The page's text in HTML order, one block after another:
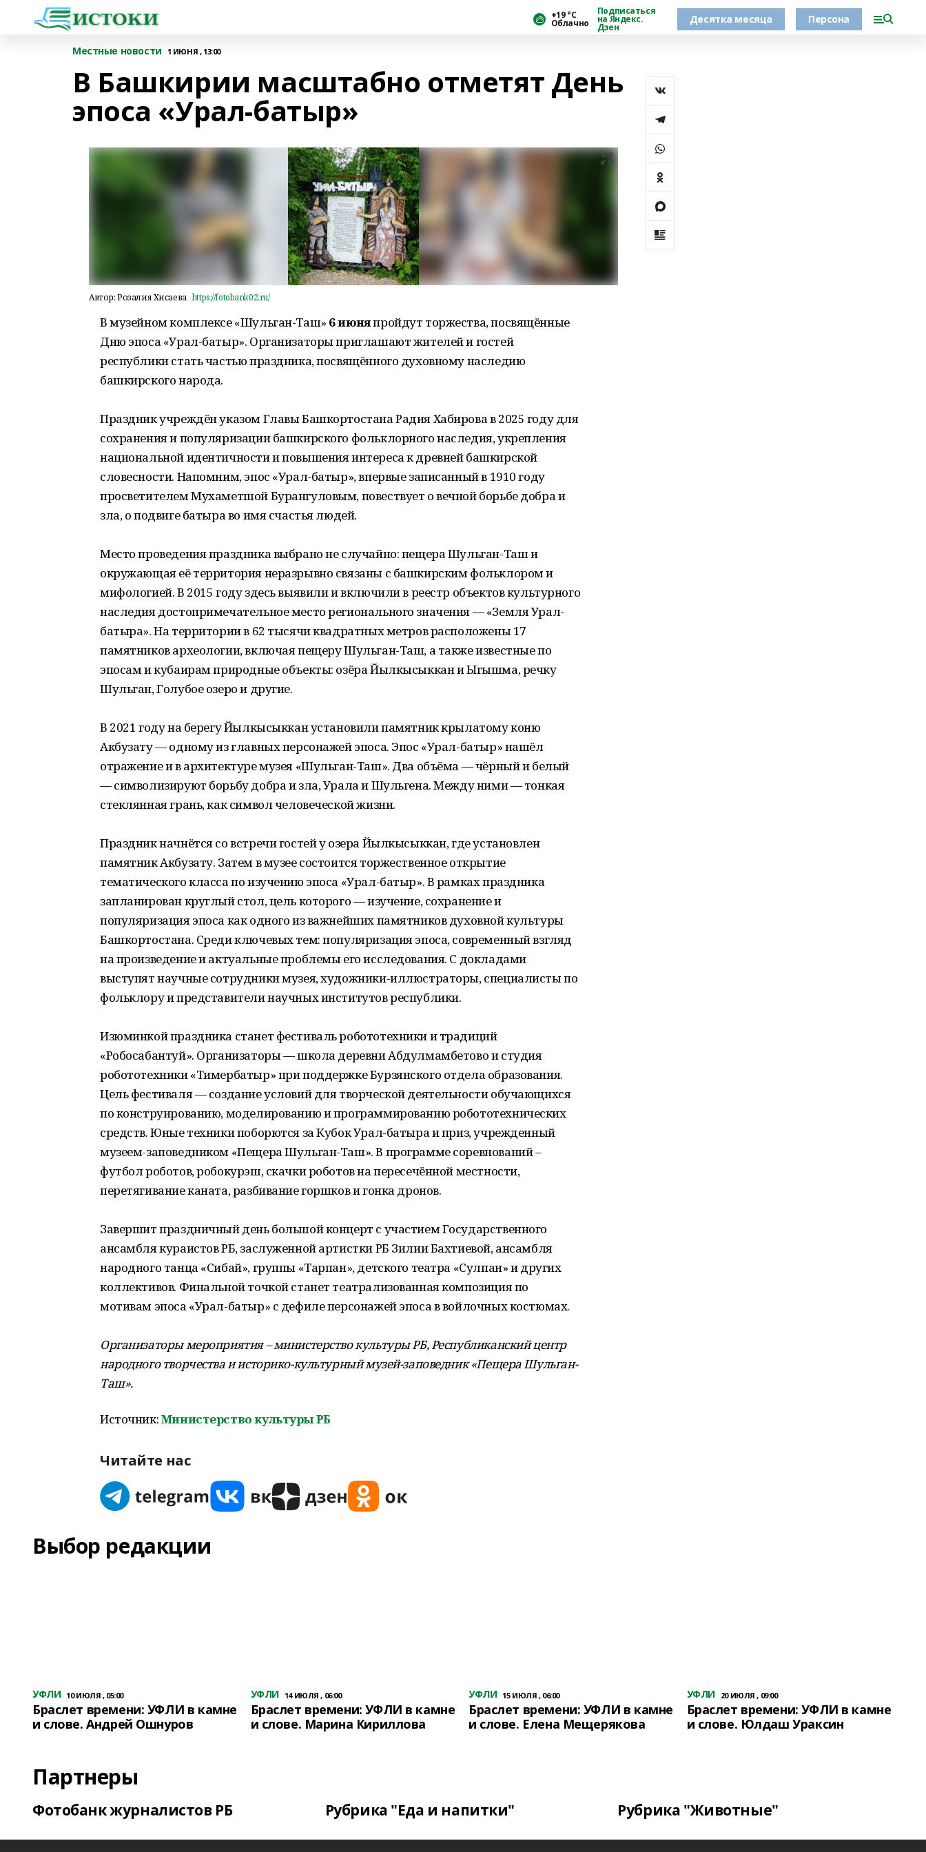
+19 °С
Облачно
Подписаться
на Яндекс.
Дзен
Десятка месяца Персона
Местные новости 1 ИЮНЯ , 13:00
В Башкирии масштабно отметят День
эпоса «Урал-батыр»
Автор: Розалия Хисаева https://fotobank02.ru/
В музейном комплексе «Шульган-Таш» 6 июняпройдут торжества, посвящённые
Дню эпоса «Урал-батыр». Организаторы приглашают жителей и гостей
республики стать частью праздника, посвящённого духовному наследию
башкирского народа.
Праздник учреждён указом Главы Башкортостана Радия Хабирова в 2025 году для
сохранения и популяризации башкирского фольклорного наследия, укрепления
национальной идентичности и повышения интереса к древней башкирской
словесности. Напомним, эпос «Урал-батыр», впервые записанный в 1910 году
просветителем Мухаметшой Бурангуловым, повествует о вечной борьбе добра и
зла, о подвиге батыра во имя счастья людей.
Место проведения праздника выбрано не случайно: пещера Шульган-Таш и
окружающая её территория неразрывно связаны с башкирским фольклором и
мифологией. В 2015 году здесь выявили и включили в реестр объектов культурного
наследия достопримечательное место регионального значения — «Земля Урал-
батыра». На территории в 62 тысячи квадратных метров расположены 17
памятников археологии, включая пещеру Шульган-Таш, а также известные по
эпосам и кубаирам природные объекты: озёра Йылкысыккан и Ыгышма, речку
Шульган, Голубое озеро и другие.
В 2021 году на берегу Йылкысыккан установили памятник крылатому коню
Акбузату — одному из главных персонажей эпоса. Эпос «Урал-батыр» нашёл
отражение и в архитектуре музея «Шульган-Таш». Два объёма — чёрный и белый
— символизируют борьбу добра и зла, Урала и Шульгена. Между ними — тонкая
стеклянная грань, как символ человеческой жизни.
Праздник начнётся со встречи гостей у озера Йылкысыккан, где установлен
памятник Акбузату. Затем в музее состоится торжественное открытие
тематического класса по изучению эпоса «Урал-батыр». В рамках праздника
запланирован круглый стол, цель которого — изучение, сохранение и
популяризация эпоса как одного из важнейших памятников духовной культуры
Башкортостана. Среди ключевых тем: популяризация эпоса, современный взгляд
на произведение и актуальные проблемы его исследования. С докладами
выступят научные сотрудники музея, художники-иллюстраторы, специалисты по
фольклору и представители научных институтов республики.
Изюминкой праздника станет фестиваль робототехники и традиций
«Робосабантуй». Организаторы — школа деревни Абдулмамбетово и студия
робототехники «Тимербатыр» при поддержке Бурзянского отдела образования.
Цель фестиваля — создание условий для творческой деятельности обучающихся
по конструированию, моделированию и программированию робототехнических
средств. Юные техники поборются за Кубок Урал-батыра и приз, учрежденный
музеем-заповедником «Пещера Шульган-Таш». В программе соревнований –
футбол роботов, робокурэш, скачки роботов на пересечённой местности,
перетягивание каната, разбивание горшков и гонка дронов.
Завершит праздничный день большой концерт с участием Государственного
ансамбля кураистов РБ, заслуженной артистки РБ Зилии Бахтиевой, ансамбля
народного танца «Сибай», группы «Тарпан», детского театра «Сулпан» и других
коллективов. Финальной точкой станет театрализованная композиция по
мотивам эпоса «Урал-батыр» с дефиле персонажей эпоса в войлочных костюмах.
Организаторы мероприятия – министерство культуры РБ, Республиканский центр
народного творчества и историко-культурный музей-заповедник «Пещера Шульган-
Таш».
Источник:Министерство культуры РБ
Читайте нас
Выбор редакции
УФЛИ 10 ИЮЛЯ , 05:00
Браслет времени: УФЛИ в камне
и слове. Андрей Ошнуров
УФЛИ 14 ИЮЛЯ , 06:00
Браслет времени: УФЛИ в камне
и слове. Марина Кириллова
УФЛИ 15 ИЮЛЯ , 06:00
Браслет времени: УФЛИ в камне
и слове. Елена Мещерякова
УФЛИ 20 ИЮЛЯ , 09:00
Браслет времени: УФЛИ в камне
и слове. Юлдаш Ураксин
Партнеры
Фотобанк журналистов РБ Рубрика "Еда и напитки" Рубрика "Животные"